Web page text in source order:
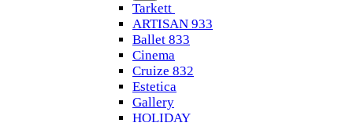
Tarkett
ARTISAN 933
Ballet 833
Cinema
Cruize 832
Estetica
Gallery
HOLIDAY